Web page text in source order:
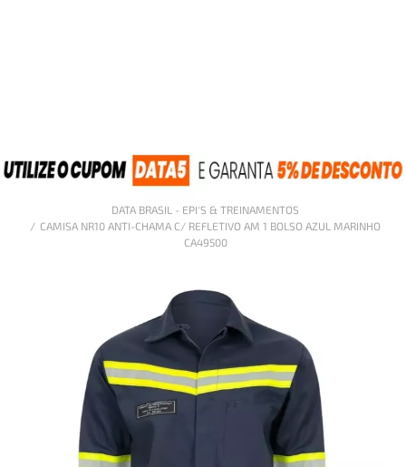
DATA BRASIL - EPI'S & TREINAMENTOS
CAMISA NR10 ANTI-CHAMA C/ REFLETIVO AM 1 BOLSO AZUL MARINHO
CA49500